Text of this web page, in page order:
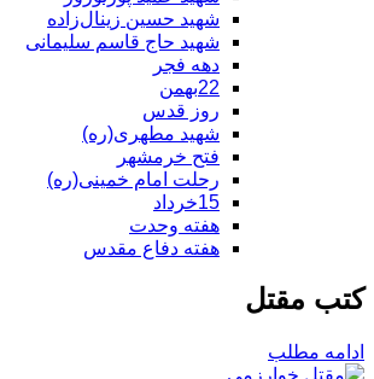
شهید حسین زینال‌زاده
شهید حاج قاسم سلیمانی
دهه فجر
22بهمن
روز قدس
شهید مطهری(ره)
فتح خرمشهر
رحلت امام خمینی(ره)
15خرداد
هفته وحدت
هفته دفاع مقدس
کتب مقتل
ادامه مطلب